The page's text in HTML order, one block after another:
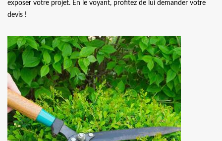
exposer votre projet. En le voyant, profitez de lui demander votre
devis !